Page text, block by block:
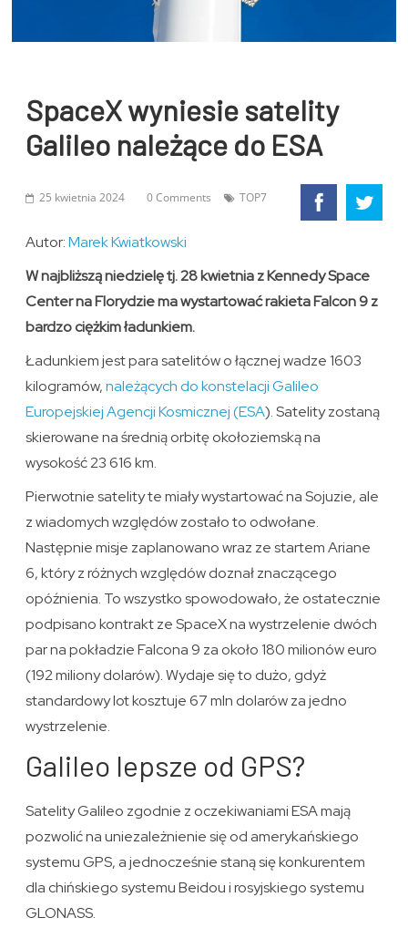
SpaceX wyniesie satelity
Galileo należące do ESA
25 kwietnia 2024 0 Comments TOP7
Autor:Marek Kwiatkowski
W najbliższą niedzielę tj. 28 kwietnia z Kennedy Space
Center na Florydzie ma wystartować rakieta Falcon 9 z
bardzo ciężkim ładunkiem.
Ładunkiem jest para satelitów o łącznej wadze 1603
kilogramów,należących do konstelacji Galileo
Europejskiej Agencji Kosmicznej (ESA). Satelity zostaną
skierowane na średnią orbitę okołoziemską na
wysokość 23 616 km.
Pierwotnie satelity te miały wystartować na Sojuzie, ale
z wiadomych względów zostało to odwołane.
Następnie misje zaplanowano wraz ze startem Ariane
6, który z różnych względów doznał znaczącego
opóźnienia. To wszystko spowodowało, że ostatecznie
podpisano kontrakt ze SpaceX na wystrzelenie dwóch
par na pokładzie Falcona 9 za około 180 milionów euro
(192 miliony dolarów). Wydaje się to dużo, gdyż
standardowy lot kosztuje 67 mln dolarów za jedno
wystrzelenie.
Galileo lepsze od GPS?
Satelity Galileo zgodnie z oczekiwaniami ESA mają
pozwolić na uniezależnienie się od amerykańskiego
systemu GPS, a jednocześnie staną się konkurentem
dla chińskiego systemu Beidou i rosyjskiego systemu
GLONASS.